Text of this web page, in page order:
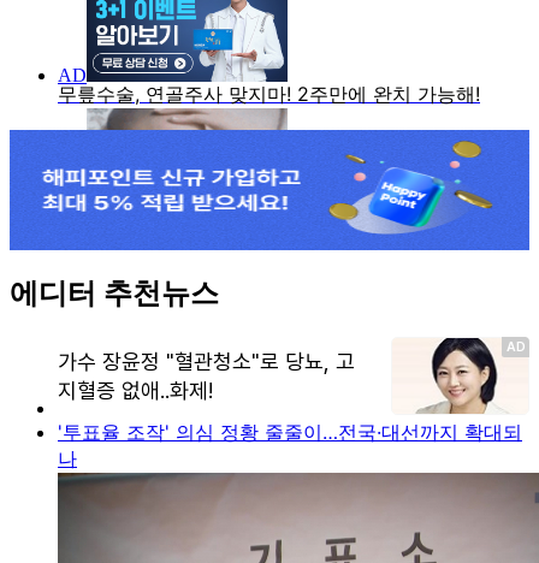
에디터 추천뉴스
'투표율 조작' 의심 정황 줄줄이…전국·대선까지 확대되
나